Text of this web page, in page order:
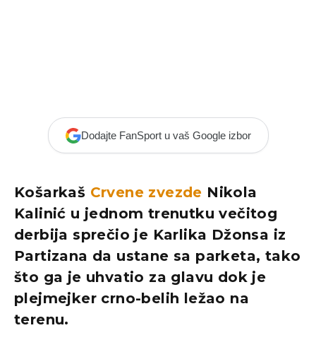
Dodajte FanSport u vaš Google izbor
Košarkaš Crvene zvezde Nikola
Kalinić u jednom trenutku večitog
derbija sprečio je Karlika Džonsa iz
Partizana da ustane sa parketa, tako
što ga je uhvatio za glavu dok je
plejmejker crno-belih ležao na
terenu.